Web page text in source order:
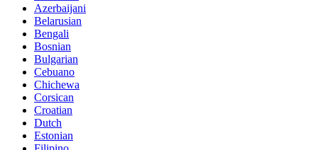
Azerbaijani
Belarusian
Bengali
Bosnian
Bulgarian
Cebuano
Chichewa
Corsican
Croatian
Dutch
Estonian